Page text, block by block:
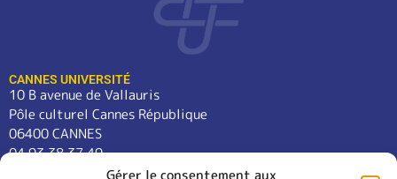
Gérer le consentement aux
CANNES UNIVERSITÉ
10 B avenue de Vallauris
Pôle culturel Cannes République
06400 CANNES
04 93 38 37 49
contact@cannes-universite.fr